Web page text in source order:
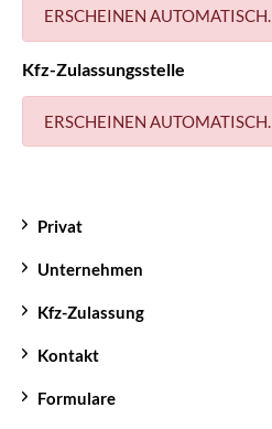
ERSCHEINEN AUTOMATISCH.
Kfz-Zulassungsstelle
ERSCHEINEN AUTOMATISCH.
Privat
Unternehmen
Kfz-Zulassung
Kontakt
Formulare